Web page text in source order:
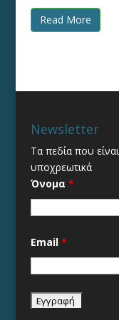
Read More
Newsletter
Τα πεδία που
υποχρεωτικά
Όνομα *
Email *